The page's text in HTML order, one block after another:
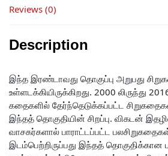
Reviews (0)
Description
இந்த இரண்டாவது தொகுப்பு அறுபது
உள்ளடக்கியிருக்கிறது. 2000 லிருந்து
கதைகளில் தேர்ந்தெடுக்கப்பட்ட
இந்தத் தொகுதியின் சிறப்பு. விகடன்
வாசகர்களால் பாராட்டப்பட்ட
இடம்பெற்றிருப்பது இந்தத்